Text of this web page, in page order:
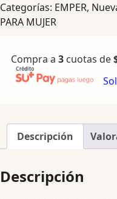
Categorías: EMPER,
PARA MUJER
Compra a 3 cuotas de
Descripción
Descripción